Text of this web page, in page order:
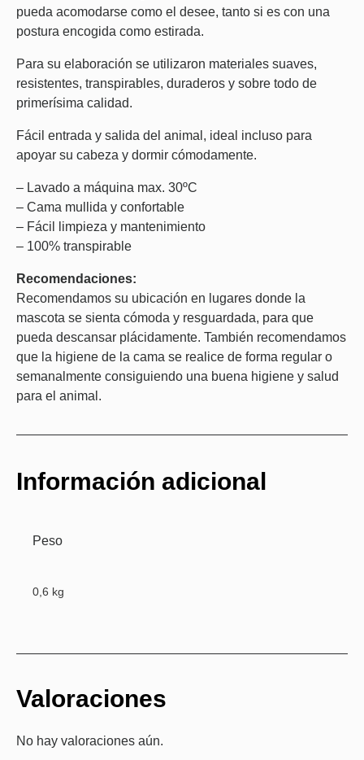
pueda acomodarse como el desee, tanto si es con una
postura encogida como estirada.
Para su elaboración se utilizaron materiales suaves,
resistentes, transpirables, duraderos y sobre todo de
primerísima calidad.
Fácil entrada y salida del animal, ideal incluso para
apoyar su cabeza y dormir cómodamente.
– Lavado a máquina max. 30ºC
– Cama mullida y confortable
– Fácil limpieza y mantenimiento
– 100% transpirable
Recomendaciones:
Recomendamos su ubicación en lugares donde la
mascota se sienta cómoda y resguardada, para que
pueda descansar plácidamente. También recomendamos
que la higiene de la cama se realice de forma regular o
semanalmente consiguiendo una buena higiene y salud
para el animal.
Información adicional
Peso
0,6 kg
Valoraciones
No hay valoraciones aún.